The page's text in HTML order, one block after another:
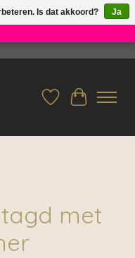
×
Verlanglijst
met
Is dat akkoord?
Ja